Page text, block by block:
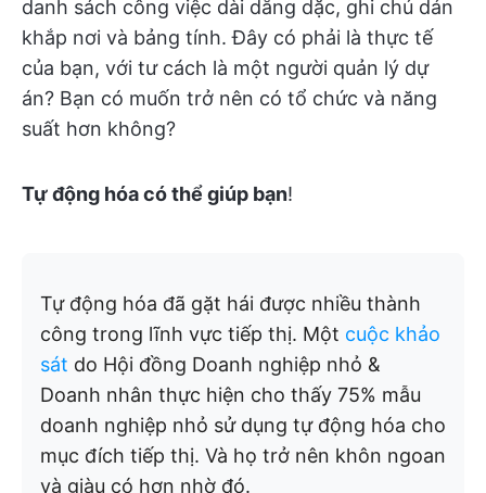
danh sách công việc dài dằng dặc, ghi chú dán
khắp nơi và bảng tính. Đây có phải là thực tế
của bạn, với tư cách là một người quản lý dự
án? Bạn có muốn trở nên có tổ chức và năng
suất hơn không?
Tự động hóa có thể giúp bạn!
Tự động hóa đã gặt hái được nhiều thành
công trong lĩnh vực tiếp thị. Một cuộc khảo
sát do Hội đồng Doanh nghiệp nhỏ &
Doanh nhân thực hiện cho thấy 75% mẫu
doanh nghiệp nhỏ sử dụng tự động hóa cho
mục đích tiếp thị. Và họ trở nên khôn ngoan
và giàu có hơn nhờ đó.